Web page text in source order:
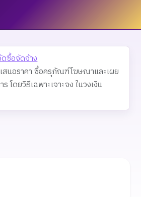
ซื้อจัดจ้าง
สนอราคา ซื้อครุภัณฑ์โฆษณาและเผย
โดยวิธีเฉพาะเจาะจง ในวงเงิน